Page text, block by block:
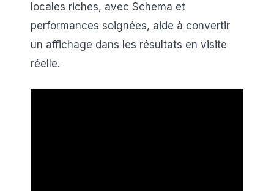
locales riches, avec Schema et
performances soignées, aide à convertir
un affichage dans les résultats en visite
réelle.